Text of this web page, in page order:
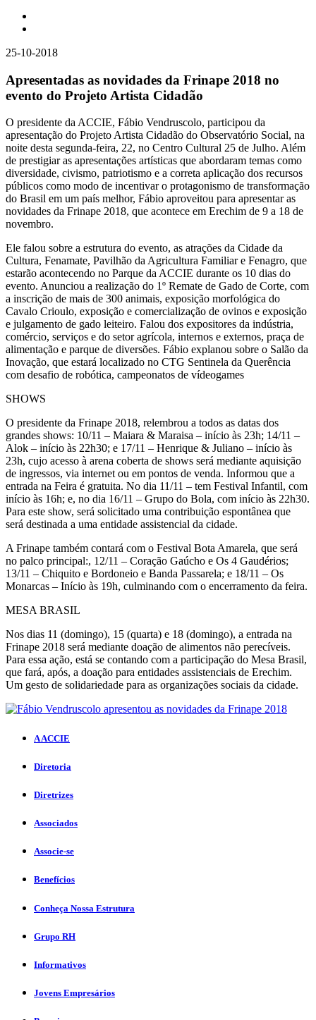
25-10-2018
Apresentadas as novidades da Frinape 2018 no
evento do Projeto Artista Cidadão
O presidente da ACCIE, Fábio Vendruscolo, participou da
apresentação do Projeto Artista Cidadão do Observatório Social, na
noite desta segunda-feira, 22, no Centro Cultural 25 de Julho. Além
de prestigiar as apresentações artísticas que abordaram temas como
diversidade, civismo, patriotismo e a correta aplicação dos recursos
públicos como modo de incentivar o protagonismo de transformação
do Brasil em um país melhor, Fábio aproveitou para apresentar as
novidades da Frinape 2018, que acontece em Erechim de 9 a 18 de
novembro.
Ele falou sobre a estrutura do evento, as atrações da Cidade da
Cultura, Fenamate, Pavilhão da Agricultura Familiar e Fenagro, que
estarão acontecendo no Parque da ACCIE durante os 10 dias do
evento. Anunciou a realização do 1º Remate de Gado de Corte, com
a inscrição de mais de 300 animais, exposição morfológica do
Cavalo Crioulo, exposição e comercialização de ovinos e exposição
e julgamento de gado leiteiro. Falou dos expositores da indústria,
comércio, serviços e do setor agrícola, internos e externos, praça de
alimentação e parque de diversões. Fábio explanou sobre o Salão da
Inovação, que estará localizado no CTG Sentinela da Querência
com desafio de robótica, campeonatos de vídeogames
SHOWS
O presidente da Frinape 2018, relembrou a todos as datas dos
grandes shows: 10/11 – Maiara & Maraisa – início às 23h; 14/11 –
Alok – início às 22h30; e 17/11 – Henrique & Juliano – início às
23h, cujo acesso à arena coberta de shows será mediante aquisição
de ingressos, via internet ou em pontos de venda. Informou que a
entrada na Feira é gratuita. No dia 11/11 – tem Festival Infantil, com
início às 16h; e, no dia 16/11 – Grupo do Bola, com início às 22h30.
Para este show, será solicitado uma contribuição espontânea que
será destinada a uma entidade assistencial da cidade.
A Frinape também contará com o Festival Bota Amarela, que será
no palco principal:, 12/11 – Coração Gaúcho e Os 4 Gaudérios;
13/11 – Chiquito e Bordoneio e Banda Passarela; e 18/11 – Os
Monarcas – Início às 19h, culminando com o encerramento da feira.
MESA BRASIL
Nos dias 11 (domingo), 15 (quarta) e 18 (domingo), a entrada na
Frinape 2018 será mediante doação de alimentos não perecíveis.
Para essa ação, está se contando com a participação do Mesa Brasil,
que fará, após, a doação para entidades assistenciais de Erechim.
Um gesto de solidariedade para as organizações sociais da cidade.
A ACCIE
Diretoria
Diretrizes
Associados
Associe-se
Benefícios
Conheça Nossa Estrutura
Grupo RH
Informativos
Jovens Empresários